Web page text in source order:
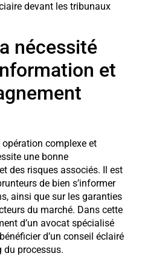
devant les tribunaux
nécessité
et
complexe et
une bonne
des risques associés. Il est
de bien s’informer
ainsi que sur les garanties
du marché. Dans cette
d’un avocat spécialisé
d’un conseil éclairé
du processus.